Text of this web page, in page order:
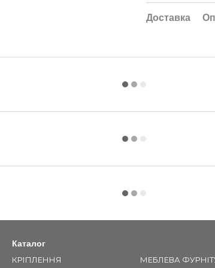
Доставка
Каталог
КРІПЛЕННЯ
МЕБЛЕВА